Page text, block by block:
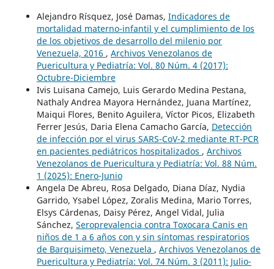
Alejandro Rísquez, José Damas, Indicadores de
mortalidad materno-infantil y el cumplimiento de los
de los objetivos de desarrollo del milenio por
Venezuela, 2016 , Archivos Venezolanos de
Puericultura y Pediatría: Vol. 80 Núm. 4 (2017):
Octubre-Diciembre
Ivis Luisana Camejo, Luis Gerardo Medina Pestana,
Nathaly Andrea Mayora Hernández, Juana Martínez,
Maiqui Flores, Benito Aguilera, Víctor Picos, Elizabeth
Ferrer Jesús, Daria Elena Camacho García, Detección
de infección por el virus SARS-CoV-2 mediante RT-PCR
en pacientes pediátricos hospitalizados , Archivos
Venezolanos de Puericultura y Pediatría: Vol. 88 Núm.
1 (2025): Enero-Junio
Angela De Abreu, Rosa Delgado, Diana Díaz, Nydia
Garrido, Ysabel López, Zoralis Medina, Mario Torres,
Elsys Cárdenas, Daisy Pérez, Angel Vidal, Julia
Sánchez, Seroprevalencia contra Toxocara Canis en
niños de 1 a 6 años con y sin síntomas respiratorios
de Barquisimeto, Venezuela , Archivos Venezolanos de
Puericultura y Pediatría: Vol. 74 Núm. 3 (2011): Julio-